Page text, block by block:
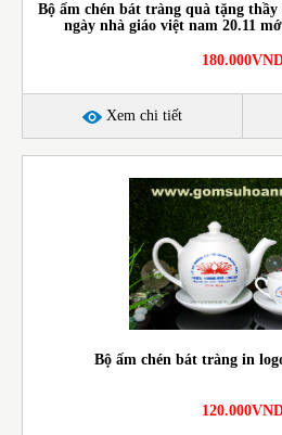
Bộ ấm chén bát tràng quà tặng thầy
ngày nhà giáo việt nam 20.11
Xem chi tiết
Bộ ấm chén bát tràng in